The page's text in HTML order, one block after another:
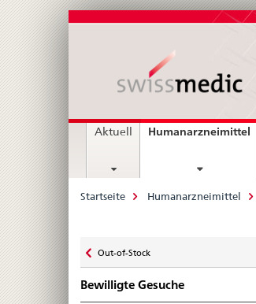
Hauptnavigation
Aktuell Humanarzneimittel
Breadcrumb
Startseite Humanarzneimittel
zu
Out-of-Stock
Bewilligte Gesuche